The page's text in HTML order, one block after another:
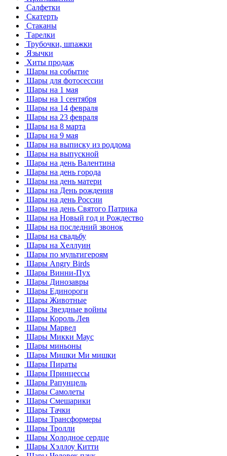
Салфетки
Скатерть
Стаканы
Тарелки
Трубочки, шпажки
Язычки
Хиты продаж
Шары на событие
Шары для фотосессии
Шары на 1 мая
Шары на 1 сентября
Шары на 14 февраля
Шары на 23 февраля
Шары на 8 марта
Шары на 9 мая
Шары на выписку из роддома
Шары на выпускной
Шары на день Валентина
Шары на день города
Шары на день матери
Шары на День рождения
Шары на день России
Шары на день Святого Патрика
Шары на Новый год и Рождество
Шары на последний звонок
Шары на свадьбу
Шары на Хеллуин
Шары по мультигероям
Шары Angry Birds
Шары Винни-Пух
Шары Динозавры
Шары Единороги
Шары Животные
Шары Звездные войны
Шары Король Лев
Шары Марвел
Шары Микки Маус
Шары миньоны
Шары Мишки Ми мишки
Шары Пираты
Шары Принцессы
Шары Рапунцель
Шары Самолеты
Шары Смешарики
Шары Тачки
Шары Трансформеры
Шары Тролли
Шары Холодное сердце
Шары Хэллоу Китти